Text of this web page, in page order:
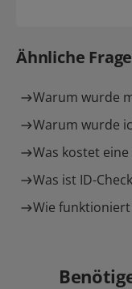
Ähnliche
Warum wurde
Warum wurde
Was kostet
Was ist ID-
Wie